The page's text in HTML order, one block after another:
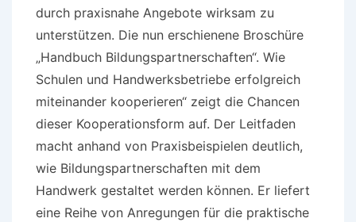
durch praxisnahe Angebote wirksam zu
unterstützen. Die nun erschienene Broschüre
„Handbuch Bildungspartnerschaften“. Wie
Schulen und Handwerksbetriebe erfolgreich
miteinander kooperieren“ zeigt die Chancen
dieser Kooperationsform auf. Der Leitfaden
macht anhand von Praxisbeispielen deutlich,
wie Bildungspartnerschaften mit dem
Handwerk gestaltet werden können. Er liefert
eine Reihe von Anregungen für die praktische